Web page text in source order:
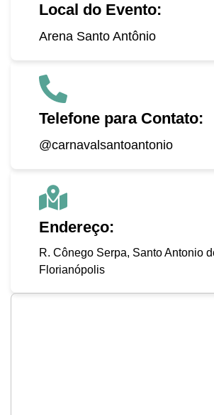
Local do Evento:
Arena Santo Antônio
Telefone para Contato:
@carnavalsantoantonio
Endereço:
R. Cônego Serpa, Santo Antonio
Florianópolis